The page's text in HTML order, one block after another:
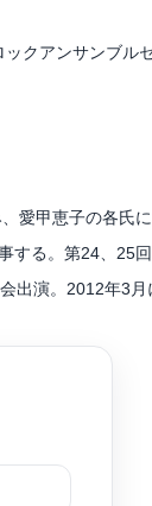
クアンサンブル
音楽アウトリー
愛甲恵子の各氏
する。第24、25
出演。2012年3月
ーのピアニストと
公演第10弾「折り